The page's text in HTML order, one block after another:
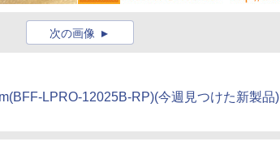
次の画像
LPRO-12025B-RP)(今週見つけた新製品)